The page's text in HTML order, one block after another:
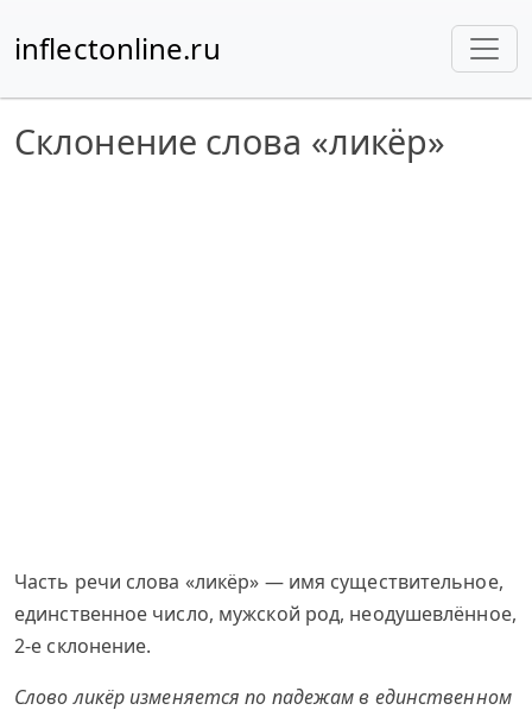
inflectonline.ru
Склонение слова «ликёр»
Часть речи слова «ликёр» — имя существительное,
единственное число, мужской род, неодушевлённое,
2-е склонение.
Слово ликёр изменяется по падежам в единственном